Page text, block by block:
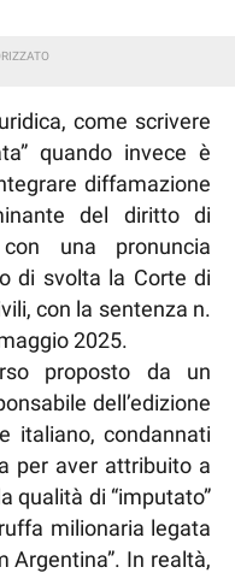
come scrivere
quando invece è
diffamazione
del diritto di
una pronuncia
di svolta la Corte di
con la sentenza n.
2025.
proposto da un
dell’edizione
italiano, condannati
per aver attribuito a
qualità di “imputato”
milionaria legata
Argentina”. In realtà,